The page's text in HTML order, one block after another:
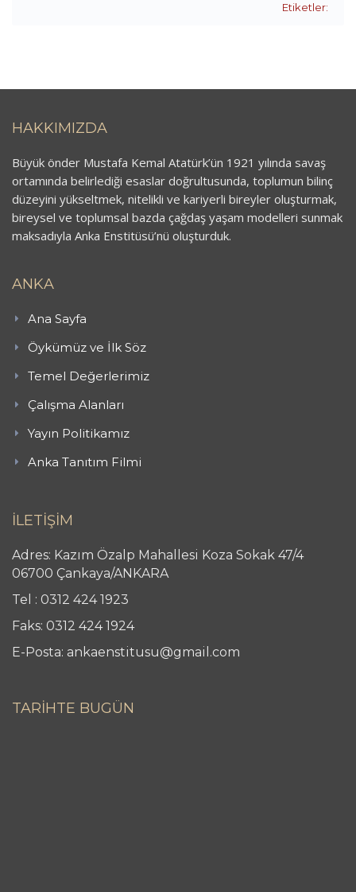
Etiketler:
HAKKIMIZDA
Büyük önder Mustafa Kemal Atatürk’ün 1921 yılında savaş
ortamında belirlediği esaslar doğrultusunda, toplumun bilinç
düzeyini yükseltmek, nitelikli ve kariyerli bireyler oluşturmak,
bireysel ve toplumsal bazda çağdaş yaşam modelleri sunmak
maksadıyla Anka Enstitüsü’nü oluşturduk.
ANKA
Ana Sayfa
Öykümüz ve İlk Söz
Temel Değerlerimiz
Çalışma Alanları
Yayın Politikamız
Anka Tanıtım Filmi
İLETİŞİM
Adres: Kazım Özalp Mahallesi Koza Sokak 47/4
06700 Çankaya/ANKARA
Tel : 0312 424 1923
Faks: 0312 424 1924
E-Posta: ankaenstitusu@gmail.com
TARİHTE BUGÜN